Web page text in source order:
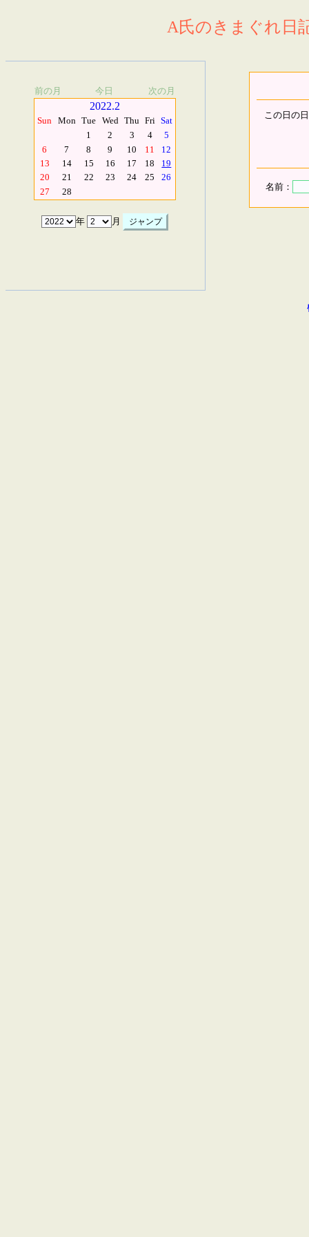
A氏のきまぐれ日
前の月 今日 次の月
2022.2
Sun Mon Tue Wed Thu Fri Sat
1
2 3 4
5
6
7 8 9 10 11
12
13
14 15 16 17 18
19
20
21 22 23 24 25
26
27
28
年 月
この日の
名前：